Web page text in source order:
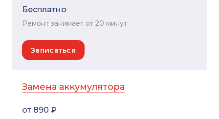
Бесплатно
Ремонт занимает от 20 минут
Записаться
Замена аккумулятора
от 890 ₽